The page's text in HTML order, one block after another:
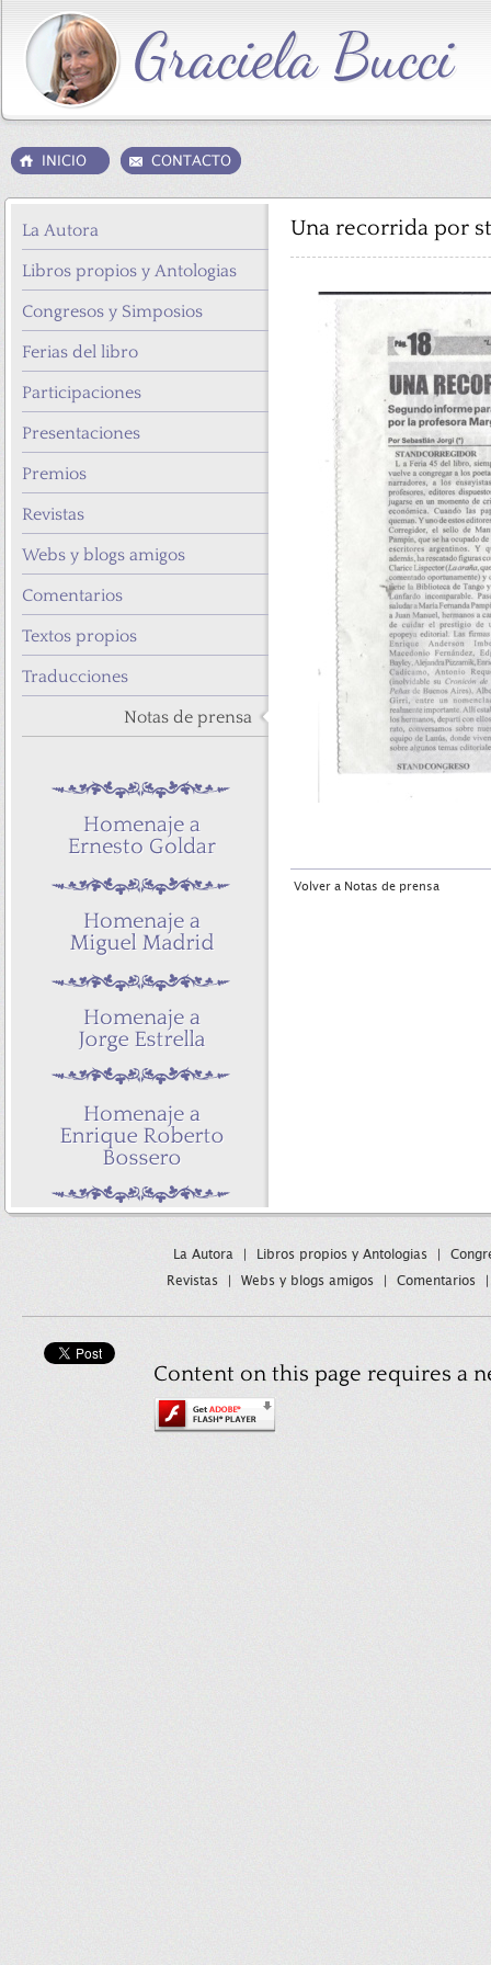
La Autora
Libros propios y Antologias
Congresos y Simposios
Ferias del libro
Participaciones
Presentaciones
Premios
Revistas
Webs y blogs amigos
Comentarios
Textos propios
Traducciones
Notas de prensa
Una recorrida por
Volver a Notas de prensa
La Autora Libros propios y Antologias
Revistas
Webs y blogs amigos Comentarios
Content on this page requires a